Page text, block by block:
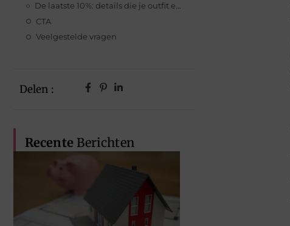
De laatste 10%: details die je outfit echt laten kloppen
CTA
Veelgestelde vragen
Delen :
Recente Berichten